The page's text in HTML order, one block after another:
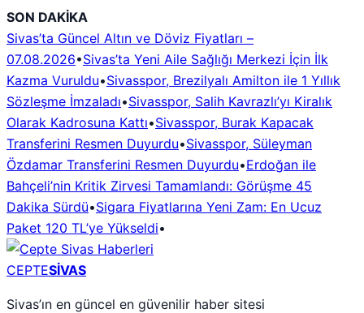
İçeriğe
geç
SON DAKİKA
Sivas’ta Güncel Altın ve Döviz Fiyatları –
07.08.2026•Sivas’ta Yeni Aile Sağlığı Merkezi İçin İlk
Kazma Vuruldu•Sivasspor, Brezilyalı Amilton ile 1 Yıllık
Sözleşme İmzaladı•Sivasspor, Salih Kavrazlı’yı Kiralık
Olarak Kadrosuna Kattı•Sivasspor, Burak Kapacak
Transferini Resmen Duyurdu•Sivasspor, Süleyman
Özdamar Transferini Resmen Duyurdu•Erdoğan ile
Bahçeli’nin Kritik Zirvesi Tamamlandı: Görüşme 45
Dakika Sürdü•Sigara Fiyatlarına Yeni Zam: En Ucuz
Paket 120 TL’ye Yükseldi•
CEPTESİVAS
Sivas’ın en güncel en güvenilir haber sitesi